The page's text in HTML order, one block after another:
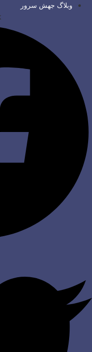
وبلاگ جهش سرور